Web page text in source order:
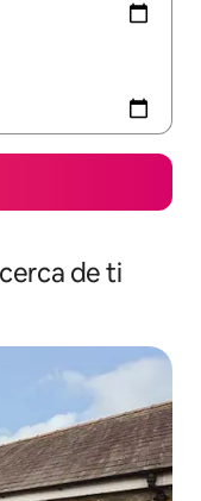
de ti